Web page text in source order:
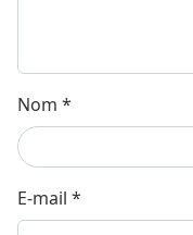
Nom *
E-mail *